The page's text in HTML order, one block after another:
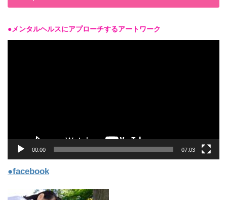
●メンタルヘルスにアプローチするアートワーク
00:00 07:03
●facebook